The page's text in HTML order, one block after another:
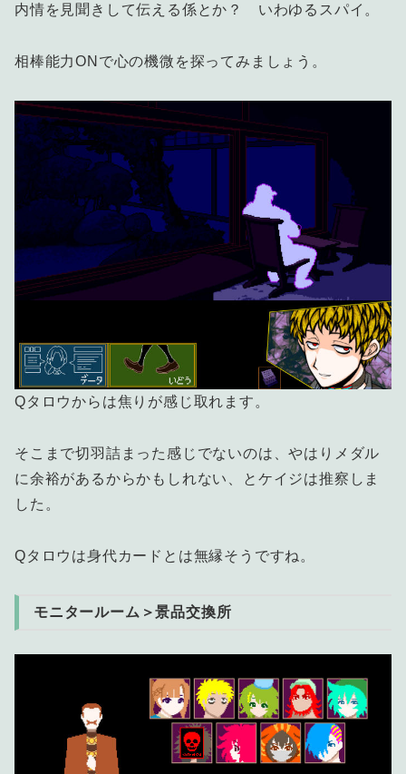
内情を見聞きして伝える係とか？ いわゆるスパイ。
相棒能力ONで心の機微を探ってみましょう。
Qタロウからは焦りが感じ取れます。
そこまで切羽詰まった感じでないのは、やはりメダル
に余裕があるからかもしれない、とケイジは推察しま
した。
Qタロウは身代カードとは無縁そうですね。
モニタールーム＞景品交換所